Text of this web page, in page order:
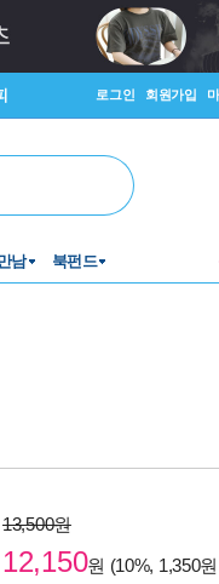
로그인 회원가입
남 북펀드
13,500원
12,150원 (10%, 1,350